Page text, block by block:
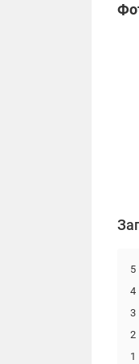
1
2
3
4
5